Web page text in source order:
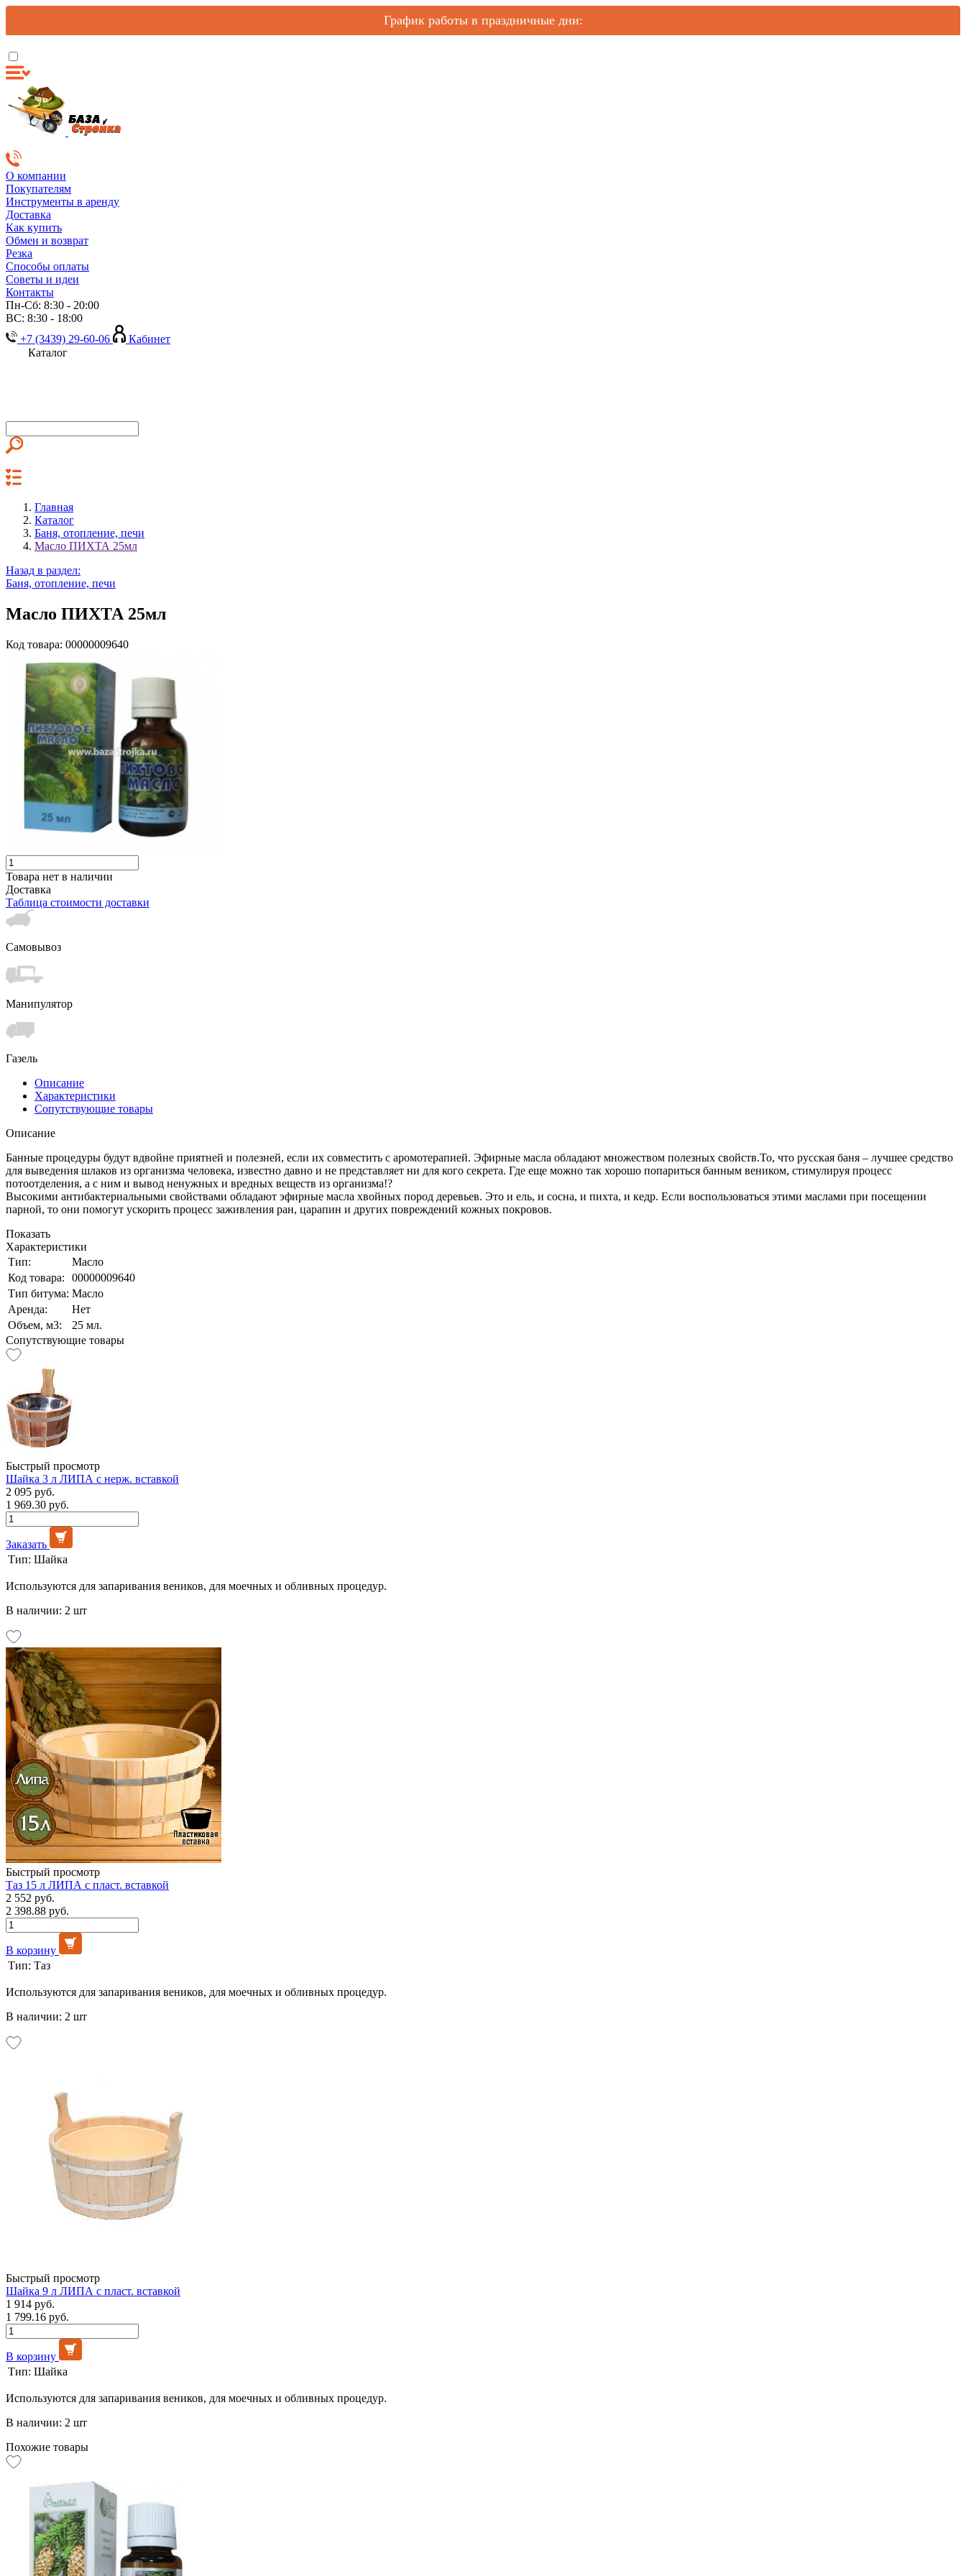
График работы в праздничные дни:
О компании
Покупателям
Инструменты в аренду
Доставка
Как купить
Обмен и возврат
Резка
Способы оплаты
Советы и идеи
Контакты
Пн-Сб: 8:30 - 20:00
ВС: 8:30 - 18:00
+7 (3439) 29-60-06
Кабинет
Каталог
Главная
Каталог
Баня, отопление, печи
Масло ПИХТА 25мл
Назад в раздел:
Баня, отопление, печи
Масло ПИХТА 25мл
Код товара: 00000009640
Товара нет в наличии
Доставка
Таблица стоимости доставки
Самовывоз
Манипулятор
Газель
Описание
Характеристики
Сопутствующие товары
Описание
Банные процедуры будут вдвойне приятней и полезней, если их совместить с аромотерапией. Эфирные масла обладают множеством полезных свойств.То, что русская баня – лучшее средство
для выведения шлаков из организма человека, известно давно и не представляет ни для кого секрета. Где еще можно так хорошо попариться банным веником, стимулируя процесс
потоотделения, а с ним и вывод ненужных и вредных веществ из организма!?
Высокими антибактериальными свойствами обладают эфирные масла хвойных пород деревьев. Это и ель, и сосна, и пихта, и кедр. Если воспользоваться этими маслами при посещении
парной, то они помогут ускорить процесс заживления ран, царапин и других повреждений кожных покровов.
Показать
Характеристики
Тип:
Масло
Код товара:
00000009640
Тип битума: Масло
Аренда:
Нет
Объем, м3:
25 мл.
Сопутствующие товары
Быстрый просмотр
Шайка 3 л ЛИПА с нерж. вставкой
2 095 руб.
1 969.30 руб.
Заказать
Тип: Шайка
Используются для запаривания веников, для моечных и обливных процедур.
В наличии: 2 шт
Быстрый просмотр
Таз 15 л ЛИПА с пласт. вставкой
2 552 руб.
2 398.88 руб.
В корзину
Тип: Таз
Используются для запаривания веников, для моечных и обливных процедур.
В наличии: 2 шт
Быстрый просмотр
Шайка 9 л ЛИПА с пласт. вставкой
1 914 руб.
1 799.16 руб.
В корзину
Тип: Шайка
Используются для запаривания веников, для моечных и обливных процедур.
В наличии: 2 шт
Похожие товары